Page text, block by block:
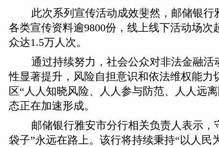
此次系列宣传活动成效斐然，邮储银行
各类宣传资料逾9800份，线上线下活动场次
众达1.5万人次。
通过持续努力，社会公众对非法金融活
性显著提升，风险自担意识和依法维权能力
区“人人知晓风险、人人参与防范、人人远
态正在加速形成。
邮储银行雅安市分行相关负责人表示，
袋子”永远在路上。该行将持续秉持“以人民